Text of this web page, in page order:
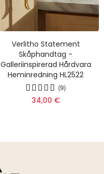
Verlitho Statement
Skåphandtag -
Galleriinspirerad Hårdvara
Heminredning HL2522
(9)
34,00 €